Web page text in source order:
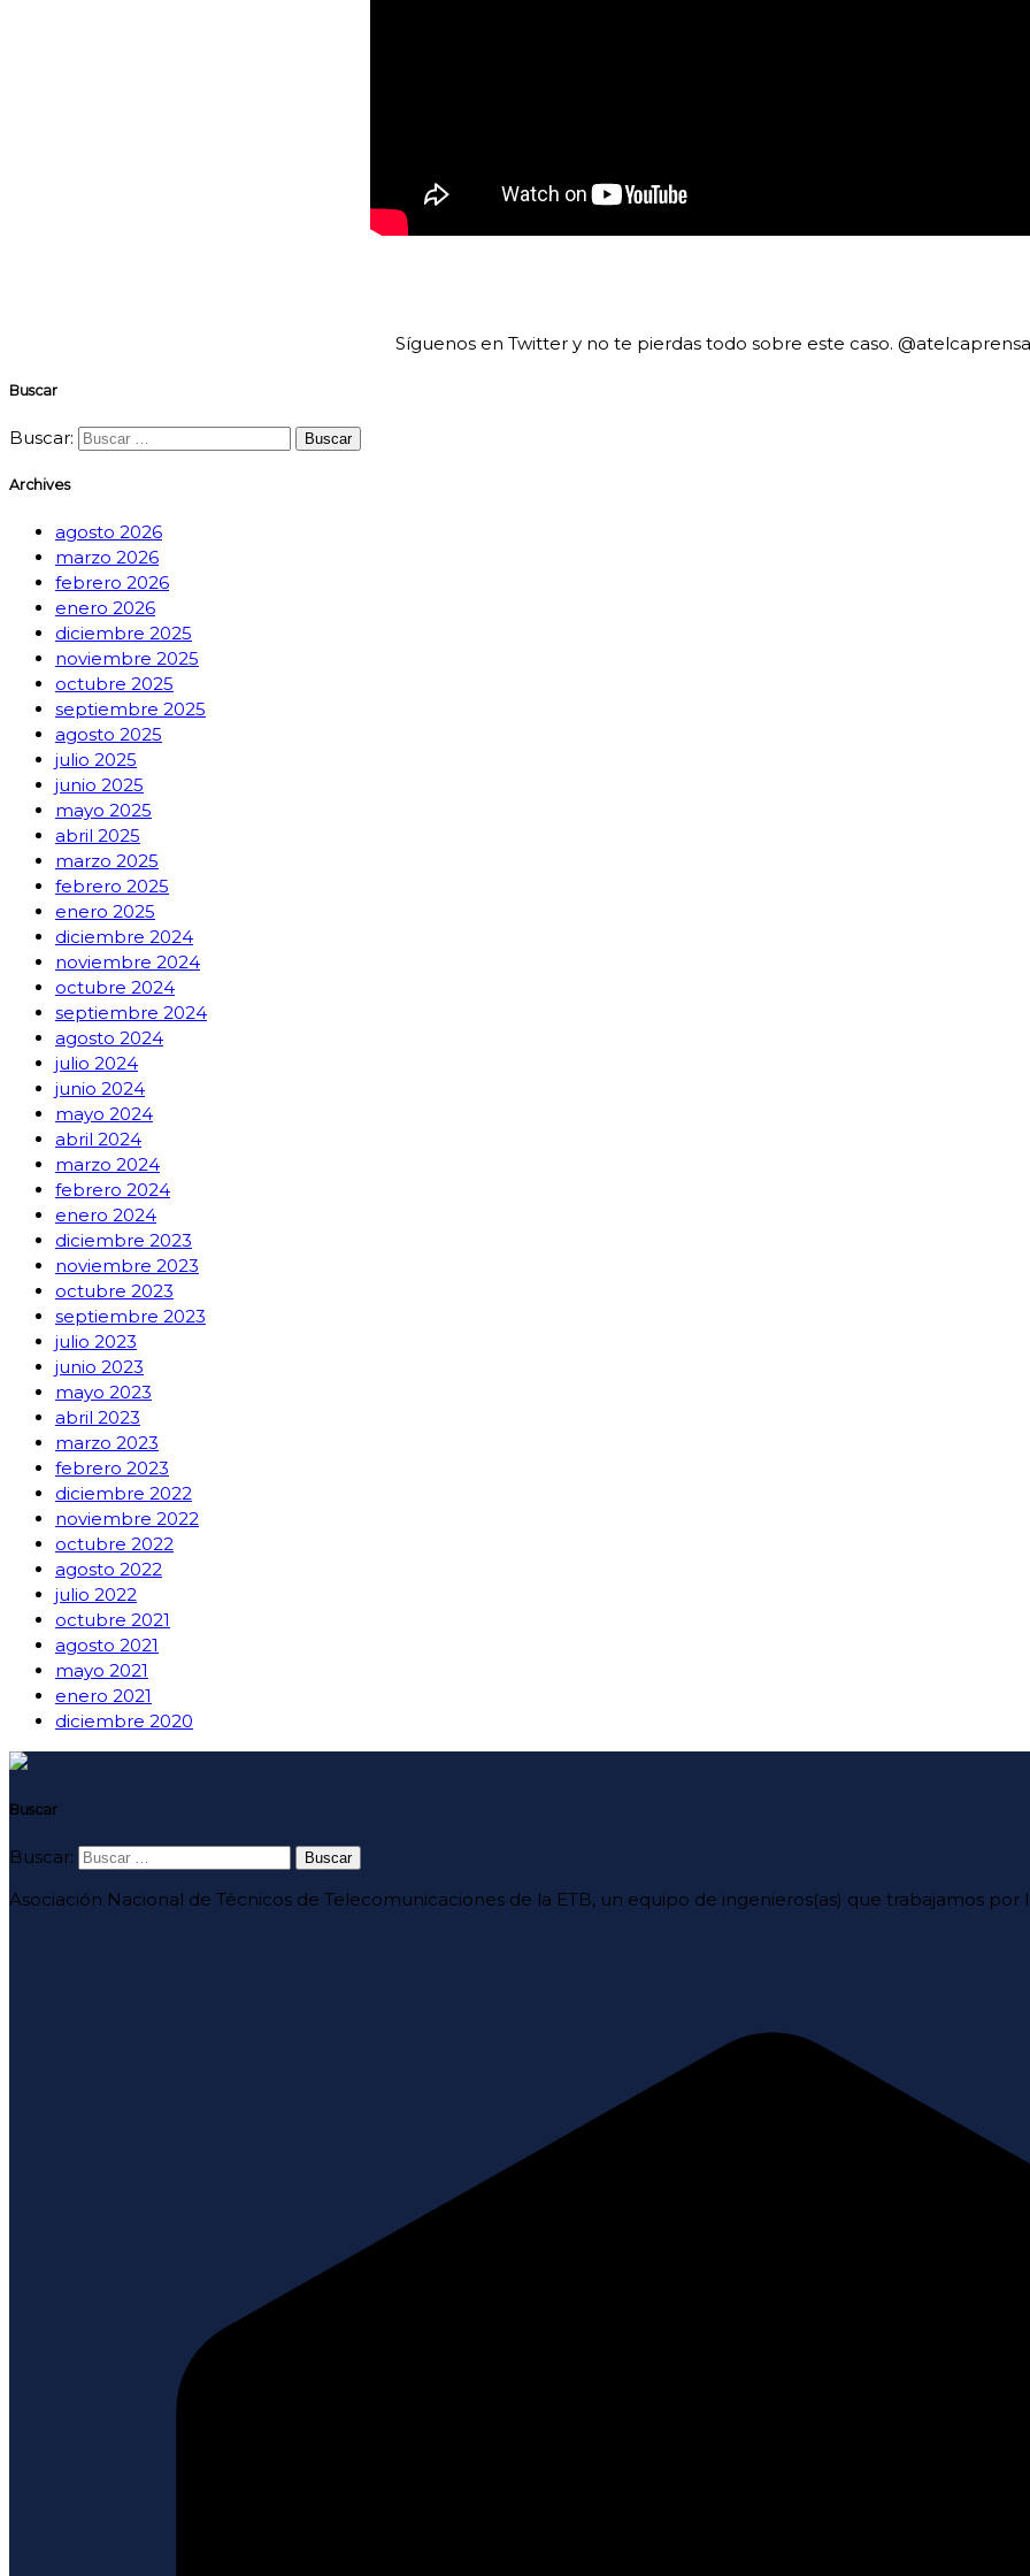
Síguenos en Twitter y no te pierdas todo sobre este caso.
Buscar
Buscar:
Archives
agosto 2026
marzo 2026
febrero 2026
enero 2026
diciembre 2025
noviembre 2025
octubre 2025
septiembre 2025
agosto 2025
julio 2025
junio 2025
mayo 2025
abril 2025
marzo 2025
febrero 2025
enero 2025
diciembre 2024
noviembre 2024
octubre 2024
septiembre 2024
agosto 2024
julio 2024
junio 2024
mayo 2024
abril 2024
marzo 2024
febrero 2024
enero 2024
diciembre 2023
noviembre 2023
octubre 2023
septiembre 2023
julio 2023
junio 2023
mayo 2023
abril 2023
marzo 2023
febrero 2023
diciembre 2022
noviembre 2022
octubre 2022
agosto 2022
julio 2022
octubre 2021
agosto 2021
mayo 2021
enero 2021
diciembre 2020
Buscar
Buscar:
Asociación Nacional de Técnicos de Telecomunicaciones de la ETB, un equipo de ingenieros(as) que trabajamos